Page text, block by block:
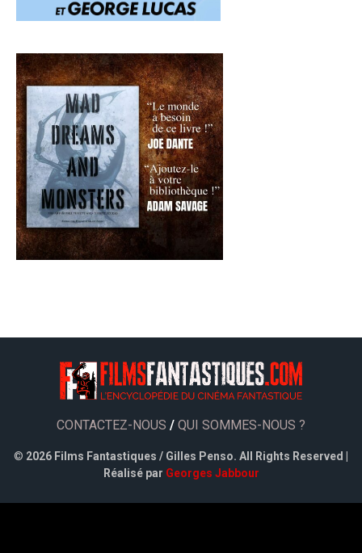
CONTACTEZ-NOUS / QUI SOMMES-NOUS ?
© 2026 Films Fantastiques / Gilles Penso. All Rights Reserved |
Réalisé par Georges Jabbour